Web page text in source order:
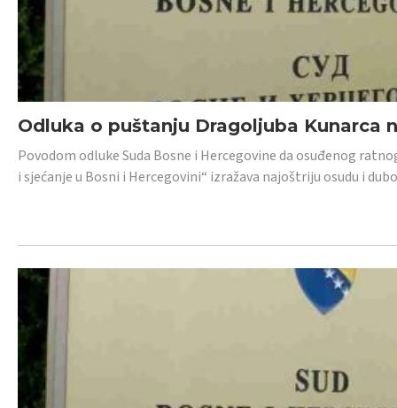
Odluka o puštanju Dragoljuba Kunarca
Povodom odluke Suda Bosne i Hercegovine da osuđenog
i sjećanje u Bosni i Hercegovini“ izražava najoštriju osudu i